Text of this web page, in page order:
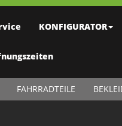
KONFIGURATOR
FAHRRADTEILE